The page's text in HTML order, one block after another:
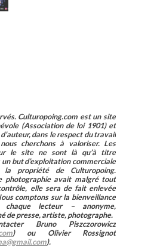
Culturopoing.com est un site
(Association de loi 1901) et
dans le respect du travail
cherchons à valoriser. Les
le site ne sont là qu’à titre
but d’exploitation commerciale
propriété de Culturopoing.
photographie avait malgré tout
elle sera de fait enlevée
comptons sur la bienveillance
lecteur – anonyme,
de presse, artiste, photographe.
Bruno Piszczorowicz
) ou Olivier Rossignot
).